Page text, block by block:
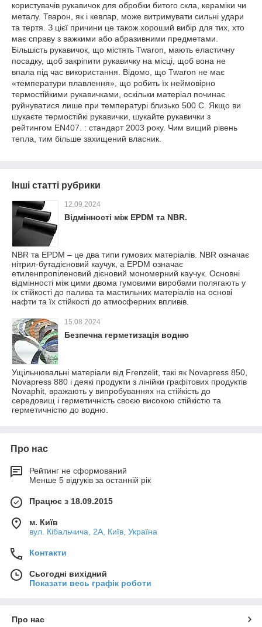
користувачів рукавичок для обробки битого скла, кераміки чи
металу. Тварон, як і кевлар, може витримувати сильні удари
та тертя. З цієї причини це також хороший вибір для тих, хто
має справу з важкими або абразивними предметами.
Більшість рукавичок, що містять Twaron, мають еластичну
посадку, щоб закріпити рукавичку на місці, щоб вона не
впала під час використання. Відомо, що Twaron не має
«температури плавлення», що робить їх неймовірно
термостійкими рукавичками, оскільки матеріал починає
руйнуватися лише при температурі близько 500 C. Якщо ви
шукаєте термостійкі рукавички, шукайте рукавички з
рейтингом EN407.
: стандарт 2003 року. Чим вищий рівень
тепла, тим більше захищений власник.
Інші статті рубрики
12.09.2024
Відмінності між EPDM та NBR.
NBR та EPDM – це два типи гумових матеріалів. NBR означає
нітрил-бутадієновий каучук, а EPDM означає
етиленпропіленовий дієновий мономерний каучук. Основні
відмінності між цими двома гумовими виробами полягають у
їх стійкості до палива та мастильних матеріалів на основі
нафти та їх стійкості до атмосферних впливів.
15.08.2024
Безпечна герметизація водню
Ущільнювальні матеріали від Frenzelit, такі як Novapress 850,
Novapress 880 і деякі продукти з лінійки графітових продуктів
Novaphit, вражають у випробуваннях на стійкість до
середовищ і герметичність своєю високою стійкістю та
герметичністю до водню.
Про нас
Рейтинг не сформований
Менше 5 відгуків за останній рік
Працює з 18.09.2015
м. Київ
вул. Кібальчича, 2А, Київ, Україна
Контакти
Сьогодні вихідний
Показати весь графік роботи
Про нас